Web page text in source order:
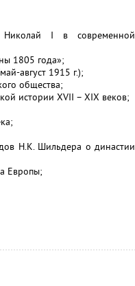
I в современной
1805 года»;
август 1915 г.);
общества;
истории XVII – XIX веков;
Н.К. Шильдера о династии
Европы;